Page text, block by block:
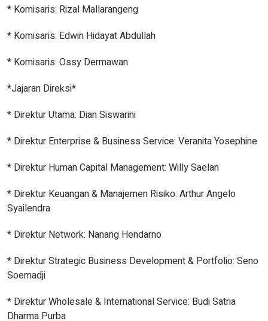
* Komisaris: Rizal Mallarangeng
* Komisaris: Edwin Hidayat Abdullah
* Komisaris: Ossy Dermawan
*Jajaran Direksi*
* Direktur Utama: Dian Siswarini
* Direktur Enterprise & Business Service: Veranita Yosephine
* Direktur Human Capital Management: Willy Saelan
* Direktur Keuangan & Manajemen Risiko: Arthur Angelo
Syailendra
* Direktur Network: Nanang Hendarno
* Direktur Strategic Business Development & Portfolio: Seno
Soemadji
* Direktur Wholesale & International Service: Budi Satria
Dharma Purba